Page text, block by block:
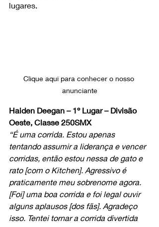
lugares.
Clique aqui para conhecer o nosso
anunciante
Haiden Deegan – 1º Lugar – Divisão
Oeste, Classe 250SMX
“É uma corrida. Estou apenas
tentando assumir a liderança e vencer
corridas, então estou nessa de gato e
rato [com o Kitchen]. Agressivo é
praticamente meu sobrenome agora.
[Foi] uma boa corrida e foi legal ouvir
alguns aplausos [dos fãs]. Agradeço
isso. Tentei tornar a corrida divertida